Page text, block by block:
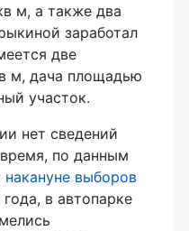
м, а также два
заработал
две
м, дача площадью
участок.
нет сведений
по данным
накануне выборов
в автопарке